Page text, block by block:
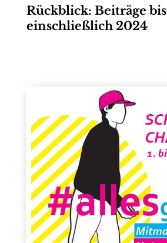
Rückblick: Beiträge bis
einschließlich 2024